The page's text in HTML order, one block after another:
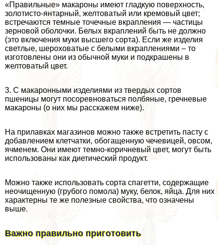
«Правильные» макароны имеют гладкую поверхность,
золотисто-янтарный, желтоватый или кремовый цвет;
встречаются темные точечные вкрапления — частицы
зерновой оболочки. Белых вкраплений быть не должно
(это включения муки высшего сорта). Если же изделия
светлые, шероховатые с белыми вкраплениями – то
изготовлены они из обычной муки и подкрашены в
желтоватый цвет.
3. С макаронными изделиями из твердых сортов
пшеницы могут посоревноваться полбяные, гречневые
макароны (о них мы расскажем ниже).
На прилавках магазинов можно также встретить пасту с
добавлением клетчатки, обогащенную чечевицей, овсом,
ячменем. Они имеют темно-коричневый цвет, могут быть
использованы как диетический продукт.
Можно также использовать сорта спагетти, содержащие
неочищенную (грубого помола) муку, белок, яйца. Для них
хаpaктерны те же полезные свойства, что означены
выше.
Важно правильно приготовить